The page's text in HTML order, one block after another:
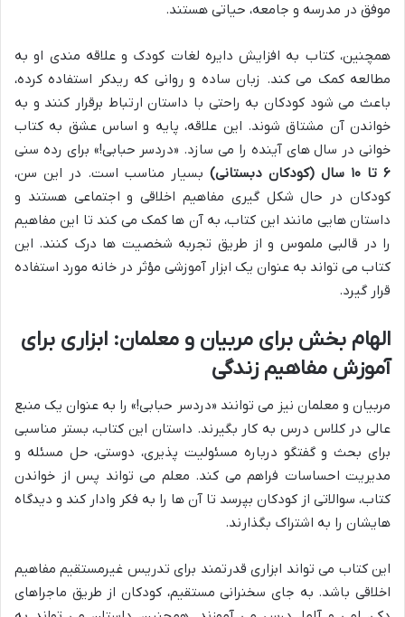
موفق در مدرسه و جامعه، حیاتی هستند.
همچنین، کتاب به افزایش دایره لغات کودک و علاقه مندی او به
مطالعه کمک می کند. زبان ساده و روانی که ریدکر استفاده کرده،
باعث می شود کودکان به راحتی با داستان ارتباط برقرار کنند و به
خواندن آن مشتاق شوند. این علاقه، پایه و اساس عشق به کتاب
خوانی در سال های آینده را می سازد. «دردسر حبابی!» برای رده سنی
۶ تا ۱۰ سال (کودکان دبستانی)
بسیار مناسب است. در این سن،
کودکان در حال شکل گیری مفاهیم اخلاقی و اجتماعی هستند و
داستان هایی مانند این کتاب، به آن ها کمک می کند تا این مفاهیم
را در قالبی ملموس و از طریق تجربه شخصیت ها درک کنند. این
کتاب می تواند به عنوان یک ابزار آموزشی مؤثر در خانه مورد استفاده
قرار گیرد.
الهام بخش برای مربیان و معلمان: ابزاری برای
آموزش مفاهیم زندگی
مربیان و معلمان نیز می توانند «دردسر حبابی!» را به عنوان یک منبع
عالی در کلاس درس به کار بگیرند. داستان این کتاب، بستر مناسبی
برای بحث و گفتگو درباره مسئولیت پذیری، دوستی، حل مسئله و
مدیریت احساسات فراهم می کند. معلم می تواند پس از خواندن
کتاب، سوالاتی از کودکان بپرسد تا آن ها را به فکر وادار کند و دیدگاه
هایشان را به اشتراک بگذارند.
این کتاب می تواند ابزاری قدرتمند برای تدریس غیرمستقیم مفاهیم
اخلاقی باشد. به جای سخنرانی مستقیم، کودکان از طریق ماجراهای